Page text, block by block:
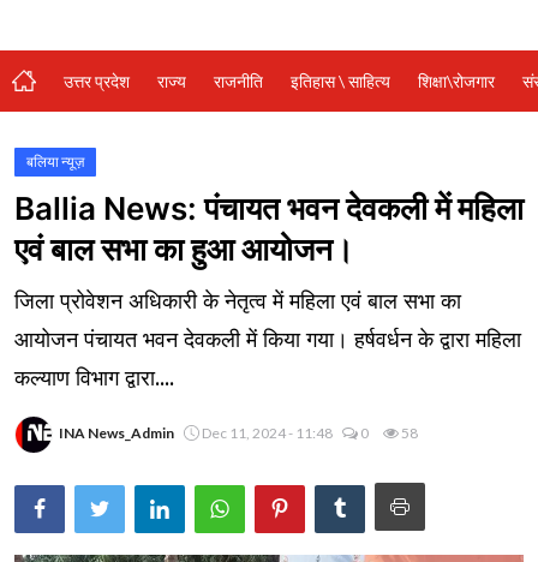
विशेष स्टोरी
अजब गजब
नई दिल्ली
कृषि
टेक्नोलॉजी / बिजनेस
वायरल न्यूज़
उत्तर प्रदेश राज्य राजनीति इतिहास \ साहित्य शिक्षा\रोजगार
बलिया न्यूज़
Ballia News: पंचायत भवन देवकली में महिला
एवं बाल सभा का हुआ आयोजन।
जिला प्रोवेशन अधिकारी के नेतृत्व में महिला एवं बाल सभा का
आयोजन पंचायत भवन देवकली में किया गया। हर्षवर्धन के द्वारा महिला
कल्याण विभाग द्वारा....
INA News_Admin Dec 11, 2024 - 11:48 0 58